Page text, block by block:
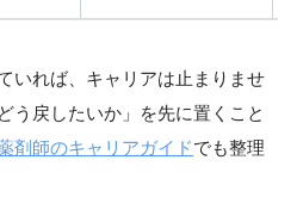
いれば、キャリアは止まりませ
う戻したいか」を先に置くこと
剤師のキャリアガイドでも整理